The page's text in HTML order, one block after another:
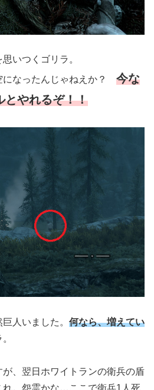
いつくゴリラ。
になったんじゃねえか？ 今な
とやれるぞ！！
人いました。 何なら、増えてい
、翌日ホワイトランの衛兵の盾